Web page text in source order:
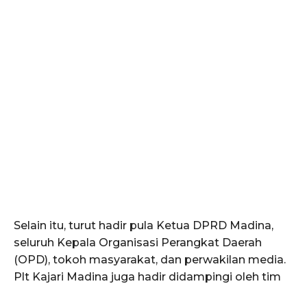
Selain itu, turut hadir pula Ketua DPRD Madina,
seluruh Kepala Organisasi Perangkat Daerah
(OPD), tokoh masyarakat, dan perwakilan media.
Plt Kajari Madina juga hadir didampingi oleh tim